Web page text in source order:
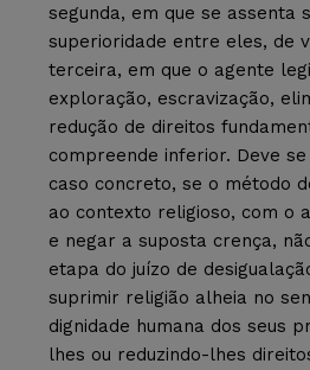
segunda, em que se assenta
superioridade entre eles, de
terceira, em que o agente
exploração, escravização,
redução de direitos
compreende inferior. Deve
caso concreto, se o método
ao contexto religioso, com o
e negar a suposta crença,
etapa do juízo de
suprimir religião alheia no
dignidade humana dos seus
lhes ou reduzindo-lhes